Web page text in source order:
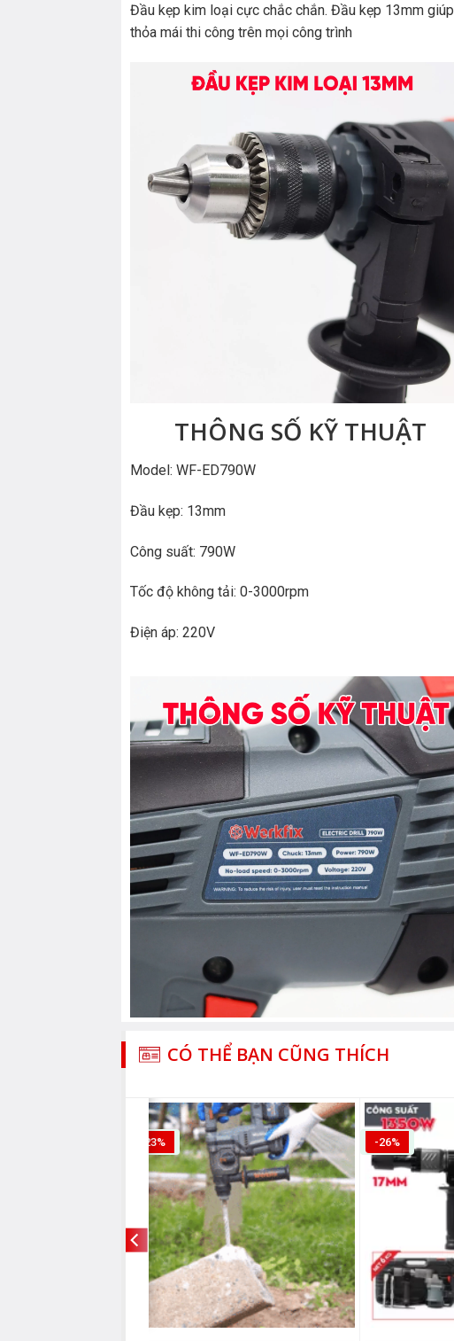
Đầu kẹp kim loại cực chắc chắn. Đầu kẹp 13mm giúp
thỏa mái thi công trên mọi công trình
THÔNG SỐ KỸ THUẬT
Model: WF-ED790W
Đầu kẹp: 13mm
Công suất: 790W
Tốc độ không tải: 0-3000rpm
Điện áp: 220V
CÓ THỂ BẠN CŨNG THÍCH
-23% -26%